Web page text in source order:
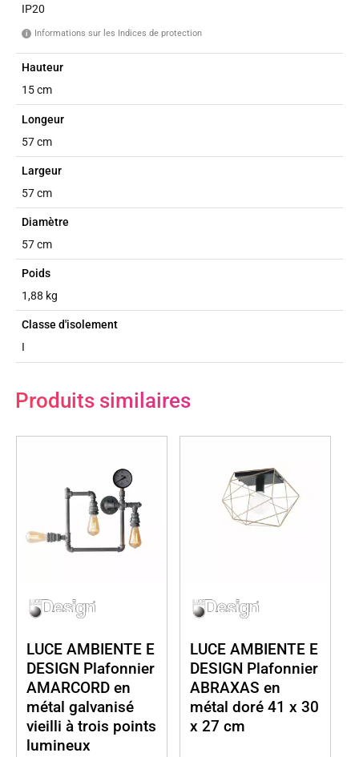
IP20
i Informations sur les Indices de protection
Hauteur
15 cm
Longeur
57 cm
Largeur
57 cm
Diamètre
57 cm
Poids
1,88 kg
Classe d'isolement
I
Produits similaires
LUCE AMBIENTE E
DESIGN Plafonnier
AMARCORD en
métal galvanisé
vieilli à trois points
lumineux
LUCE AMBIENTE E
DESIGN Plafonnier
ABRAXAS en
métal doré 41 x 30
x 27 cm